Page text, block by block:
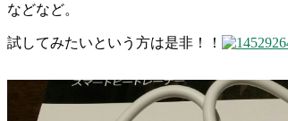
などなど。
試してみたいという方は是非！！